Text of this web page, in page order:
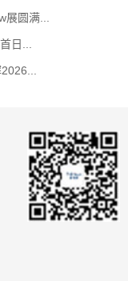
圆满...
日...